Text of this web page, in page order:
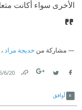
الأخرى سواء أكانت
مشاركة من خديجة مراد
20‏/6‏/2025
أوافق